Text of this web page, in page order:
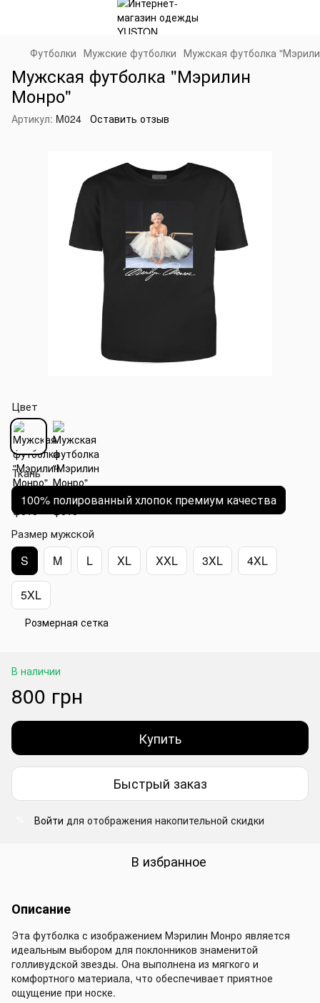
Футболки Мужские футболки Мужская футболка
Мужская футболка "Мэрилин
Монро"
Артикул: M024 Оставить отзыв
Цвет
Ткань
100% полированный хлопок премиум качества
Размер мужской
S M L XL XXL 3XL 4XL
5XL
Розмерная сетка
В наличии
800 грн
Купить
Быстрый заказ
Войти для отображения накопительной скидки
В избранное
Описание
Эта футболка с изображением Мэрилин Монро является
идеальным выбором для поклонников знаменитой
голливудской звезды. Она выполнена из мягкого и
комфортного материала, что обеспечивает приятное
ощущение при носке.